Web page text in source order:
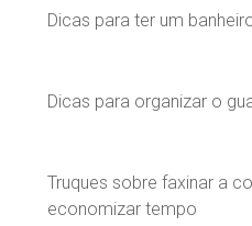
Dicas para ter um
Dicas para organizar o
Truques sobre faxinar a
economizar tempo